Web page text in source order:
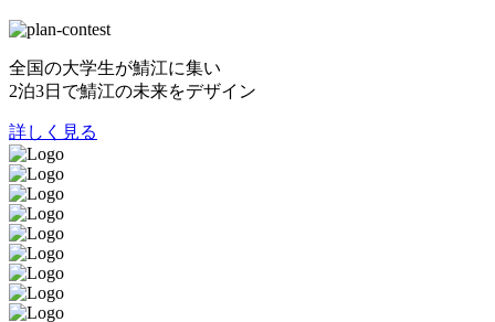
全国の大学生が鯖江に集い
2泊3日で鯖江の未来をデザイン
詳しく見る